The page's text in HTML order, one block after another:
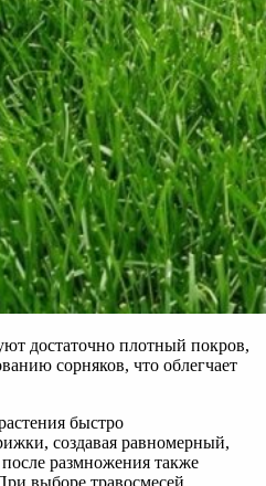
достаточно плотный покров,
сорняков, что облегчает
быстро
создавая равномерный,
размножения также